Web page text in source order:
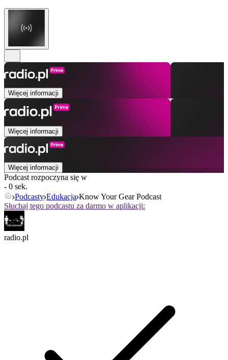
Więcej informacji
Więcej informacji
Więcej informacji
Podcast rozpoczyna się w
- 0 sek.
Podcasty Edukacja Know Your Gear Podcast
Słuchaj tego podcastu za darmo w aplikacji:
radio.pl